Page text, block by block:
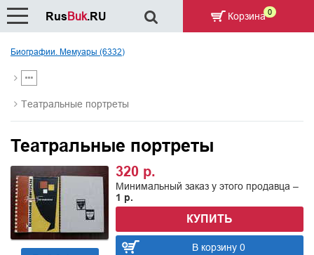
Биографии. Мемуары (6332)
Театральные портреты
Театральные портреты
320 р.
Минимальный заказ у этого продавца –
1 р.
КУПИТЬ
В корзину 0
RusBuk.RU Корзина 0